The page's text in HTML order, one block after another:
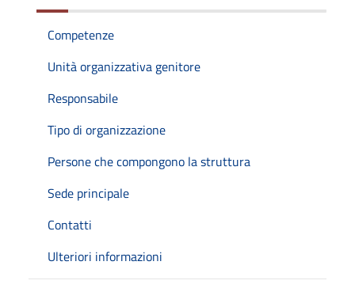
Competenze
Unità organizzativa genitore
Responsabile
Tipo di organizzazione
Persone che compongono la struttura
Sede principale
Contatti
Ulteriori informazioni